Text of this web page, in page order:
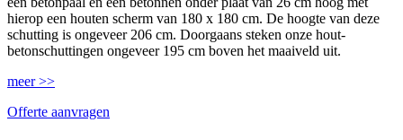
hierop een houten scherm van 180 x 180 cm. De hoogte van deze
schutting is ongeveer 206 cm. Doorgaans steken onze hout-
betonschuttingen ongeveer 195 cm boven het maaiveld uit.
meer >>
Offerte aanvragen